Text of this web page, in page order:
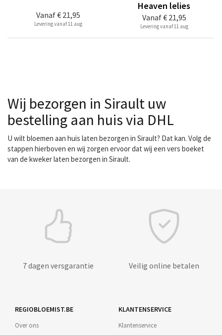
Vanaf€ 21,95
Levering vanaf 11 aug
Vanaf€ 21,95
Heaven lelies
Levering vanaf 11 aug
Wij bezorgen in Sirault uw
bestelling aan huis via DHL
U wilt bloemen aan huis laten bezorgen in Sirault? Dat kan. Volg de
stappen hierboven en wij zorgen ervoor dat wij een vers boeket
van de kweker laten bezorgen in Sirault.
7 dagen versgarantie Veilig online betalen
REGIOBLOEMIST.BE
Over ons
KLANTENSERVICE
Klantenservice